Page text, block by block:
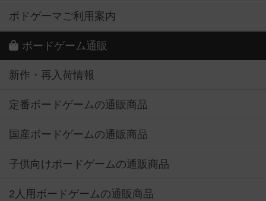
ボドゲーマご利用案内
ボードゲーム通販
新作・再入荷情報
定番ボードゲームの通販商品
国産ボードゲームの通販商品
子供向けボードゲームの通販商品
2人用ボードゲームの通販商品